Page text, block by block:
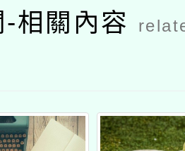
考試招生海
報及申請書
相關內容